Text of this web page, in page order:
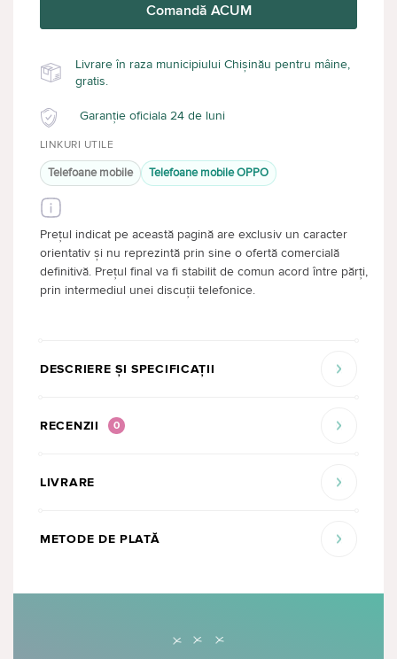
Comandă ACUM
Livrare în raza municipiului Chișinău pentru mâine,
gratis.
Garanție oficiala 24 de luni
LINKURI UTILE
Telefoane mobile Telefoane mobile OPPO
Prețul indicat pe această pagină are exclusiv un caracter
orientativ și nu reprezintă prin sine o ofertă comercială
definitivă. Prețul final va fi stabilit de comun acord între părți,
prin intermediul unei discuții telefonice.
DESCRIERE ȘI SPECIFICAȚII
RECENZII 0
LIVRARE
METODE DE PLATĂ